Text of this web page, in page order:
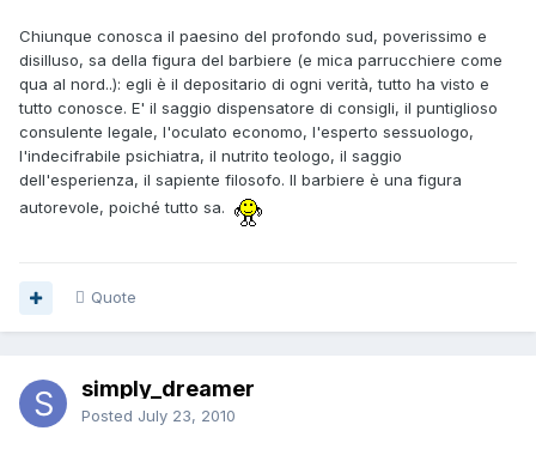
Chiunque conosca il paesino del profondo sud, poverissimo e
disilluso, sa della figura del barbiere (e mica parrucchiere come
qua al nord..): egli è il depositario di ogni verità, tutto ha visto e
tutto conosce. E' il saggio dispensatore di consigli, il puntiglioso
consulente legale, l'oculato economo, l'esperto sessuologo,
l'indecifrabile psichiatra, il nutrito teologo, il saggio
dell'esperienza, il sapiente filosofo. Il barbiere è una figura
autorevole, poiché tutto sa.
Quote
simply_dreamer
Posted July 23, 2010